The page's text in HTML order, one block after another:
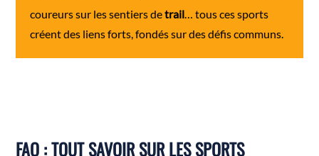
coureurs sur les sentiers detrail… tous ces sports
créent des liens forts, fondés sur des défis communs.
FAQ : TOUT SAVOIR SUR LES SPORTS